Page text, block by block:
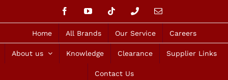
FacebookYouTube Tiktok PhoneEmail
Home All Brands Our Service Careers
About us Knowledge Clearance Supplier Links
Contact Us